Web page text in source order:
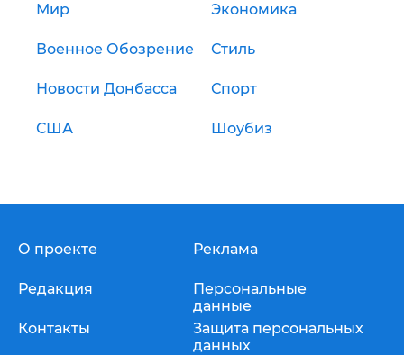
Мир Экономика
Военное Обозрение Стиль
Новости Донбасса Спорт
США Шоубиз
О проекте
Редакция
Контакты
Реклама
Персональные
данные
Защита персональных
данных